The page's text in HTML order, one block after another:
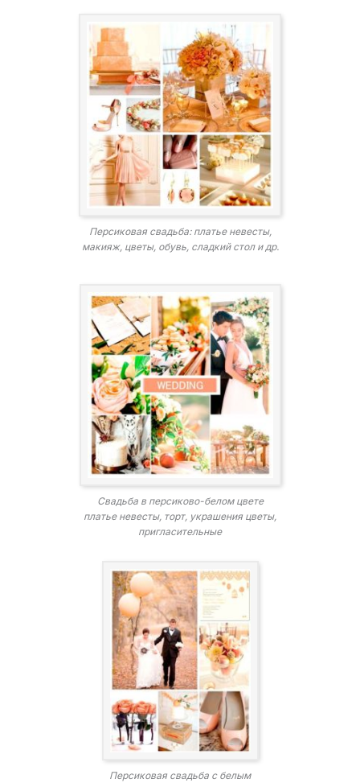
Персиковая свадьба: платье невесты,
макияж, цветы, обувь, сладкий стол и др.
Свадьба в персиково-белом цвете
платье невесты, торт, украшения цветы,
пригласительные
Персиковая свадьба с белым